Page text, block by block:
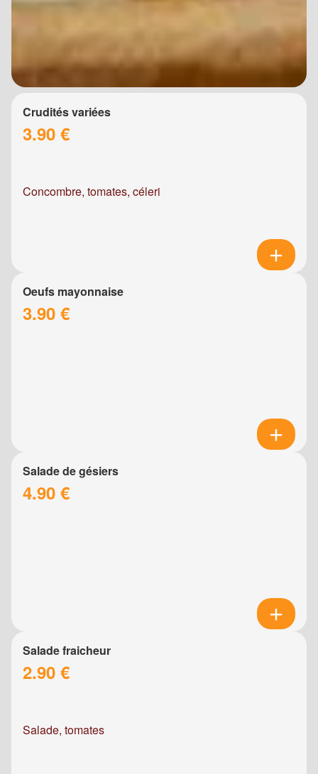
Crudités variées
3.90 €
Concombre, tomates, céleri
Oeufs mayonnaise
3.90 €
Salade de gésiers
4.90 €
Salade fraicheur
2.90 €
Salade, tomates